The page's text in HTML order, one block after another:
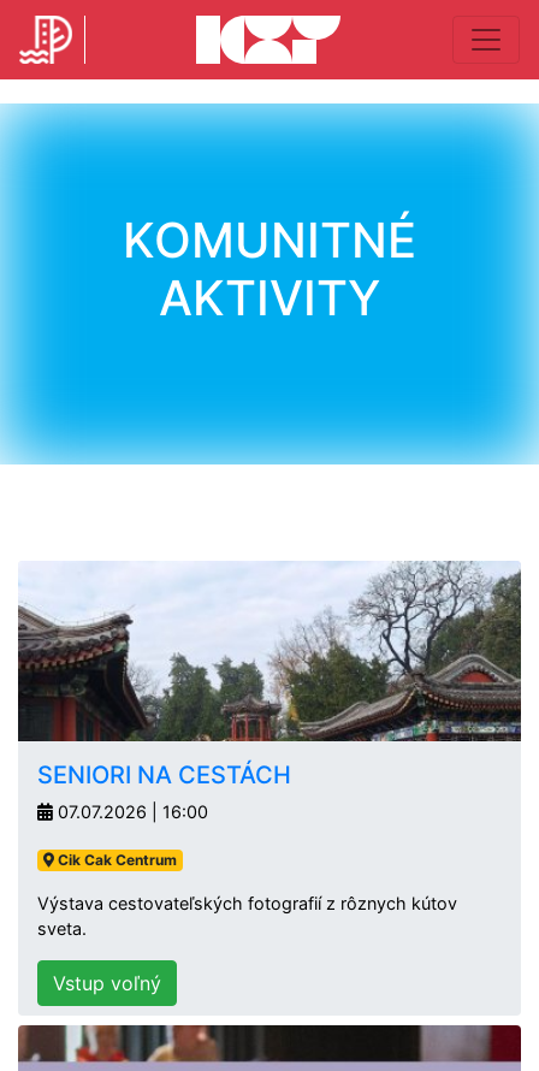
KOMUNITNÉ
AKTIVITY
SENIORI NA CESTÁCH
07.07.2026 | 16:00
Cik Cak Centrum
Výstava cestovateľských fotografií z rôznych kútov
sveta.
Vstup voľný